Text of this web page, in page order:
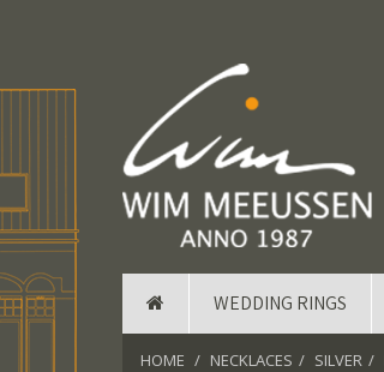
WEDDING RINGS
HOME NECKLACES SILVER